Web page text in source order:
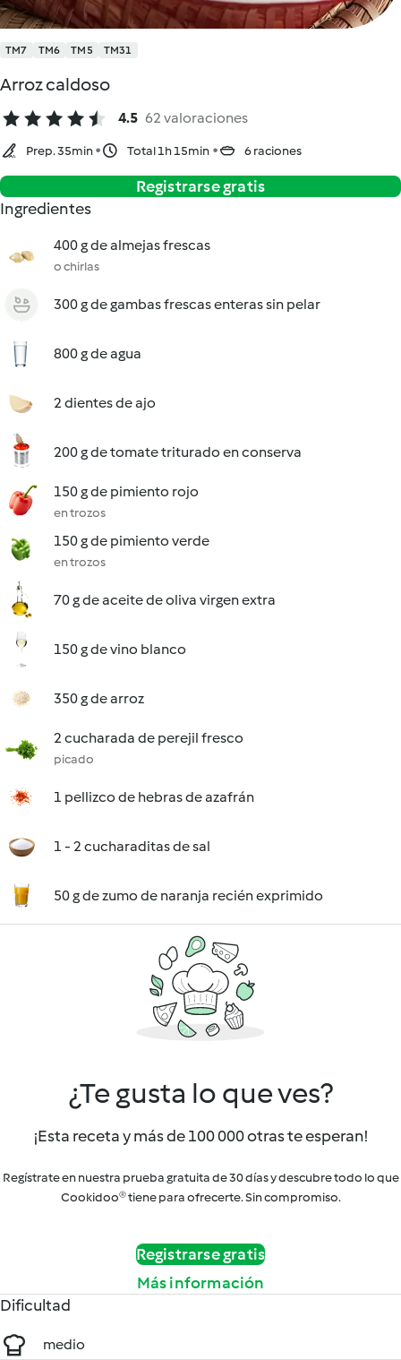
TM7 TM6 TM5 TM31
Arroz caldoso
4.5 62 valoraciones
Prep. 35min Total 1h 15min 6 raciones
Registrarse gratis
Ingredientes
400 g de almejas frescas
o chirlas
300 g de gambas frescas enteras sin pelar
800 g de agua
2 dientes de ajo
200 g de tomate triturado en conserva
150 g de pimiento rojo
en trozos
150 g de pimiento verde
en trozos
70 g de aceite de oliva virgen extra
150 g de vino blanco
350 g de arroz
2 cucharada de perejil fresco
picado
1 pellizco de hebras de azafrán
1 - 2 cucharaditas de sal
50 g de zumo de naranja recién exprimido
¿Te gusta lo que ves?
¡Esta receta y más de 100 000 otras te esperan!
Regístrate en nuestra prueba gratuita de 30 días y descubre todo lo que
Cookidoo® tiene para ofrecerte. Sin compromiso.
Registrarse gratis
Más información
Dificultad
medio